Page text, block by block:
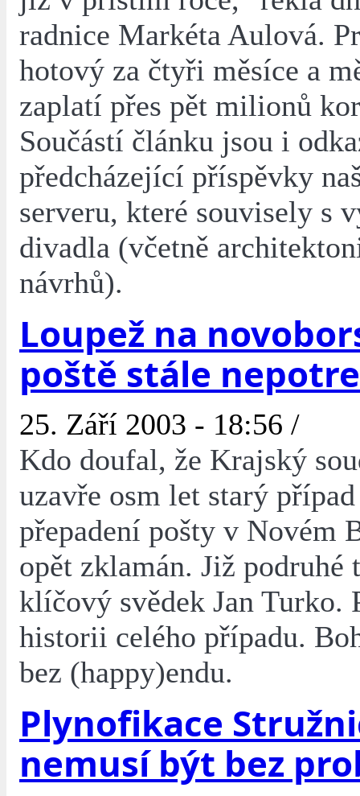
radnice Markéta Aulová.
hotový za čtyři měsíce a
zaplatí přes pět milionů
Součástí článku jsou i
předcházející příspěvky
serveru, které souvisely s
divadla (včetně
návrhů).
Loupež na
poště stále
25. Září 2003 - 18:56 /
Kdo doufal, že Krajský
uzavře osm let starý
přepadení pošty v Novém
opět zklamán. Již podruhé
klíčový svědek Jan Turko.
historii celého případu.
bez (happy)endu.
Plynofikace
nemusí být bez